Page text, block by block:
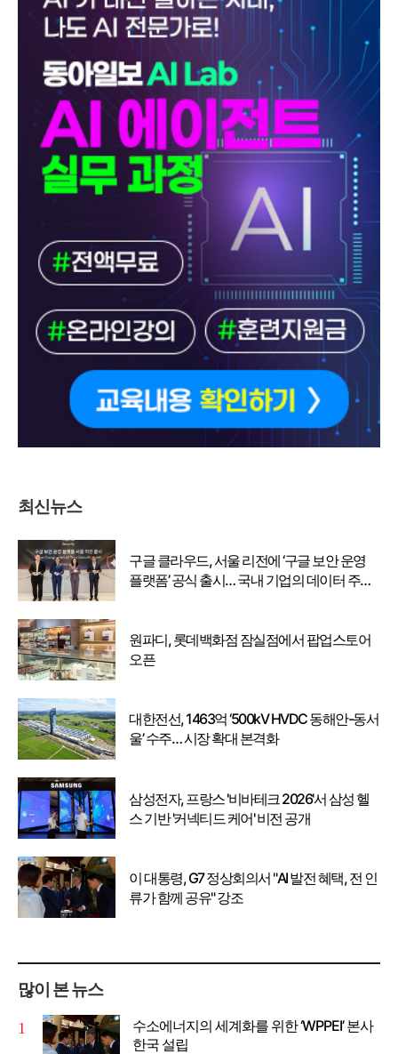
최신뉴스
구글 클라우드, 서울 리전에 ‘구글 보안 운영
플랫폼’ 공식 출시… 국내 기업의 데이터 주권
원파디, 롯데백화점 잠실점에서 팝업스토어
오픈
대한전선, 1463억 ‘500kV HVDC 동해안-동서
울’ 수주… 시장 확대 본격화
삼성전자, 프랑스 '비바테크 2026'서 삼성 헬
스 기반 '커넥티드 케어' 비전 공개
이 대통령, G7 정상회의서 "AI 발전 혜택, 전 인
류가 함께 공유" 강조
많이 본 뉴스
수소에너지의 세계화를 위한 ‘WPPEI’ 본사
한국 설립